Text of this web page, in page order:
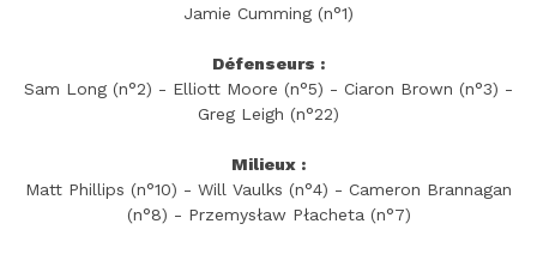
Jamie Cumming (n°1)
Défenseurs :
Sam Long (n°2) - Elliott Moore (n°5) - Ciaron Brown (n°3) -
Greg Leigh (n°22)
Milieux :
Matt Phillips (n°10) - Will Vaulks (n°4) - Cameron Brannagan
(n°8) - Przemysław Płacheta (n°7)